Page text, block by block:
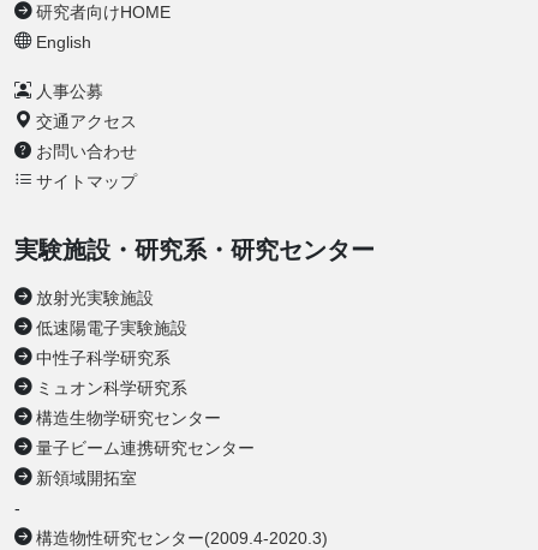
研究者向けHOME
English
人事公募
交通アクセス
お問い合わせ
サイトマップ
実験施設・研究系・研究センター
放射光実験施設
低速陽電子実験施設
中性子科学研究系
ミュオン科学研究系
構造生物学研究センター
量子ビーム連携研究センター
新領域開拓室
-
構造物性研究センター(2009.4-2020.3)